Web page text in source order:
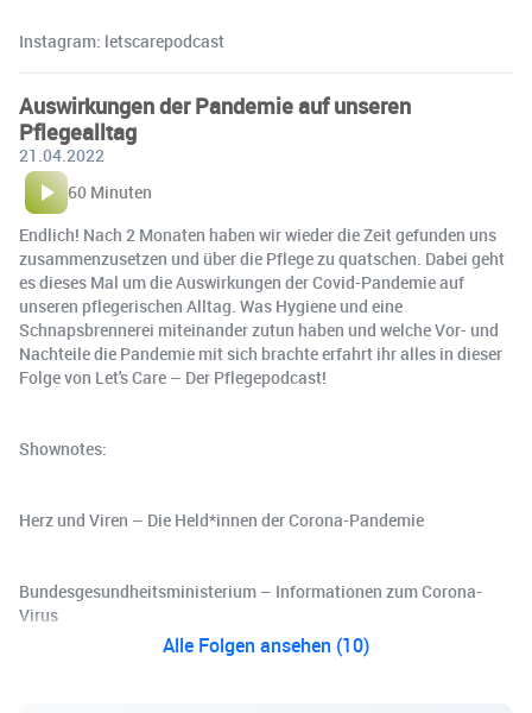
Instagram: letscarepodcast
Auswirkungen der Pandemie auf unseren
Pflegealltag
21.04.2022
60 Minuten
Endlich! Nach 2 Monaten haben wir wieder die Zeit gefunden uns
zusammenzusetzen und über die Pflege zu quatschen. Dabei geht
es dieses Mal um die Auswirkungen der Covid-Pandemie auf
unseren pflegerischen Alltag. Was Hygiene und eine
Schnapsbrennerei miteinander zutun haben und welche Vor- und
Nachteile die Pandemie mit sich brachte erfahrt ihr alles in dieser
Folge von Let's Care – Der Pflegepodcast!
Shownotes:
Herz und Viren – Die Held*innen der Corona-Pandemie
Bundesgesundheitsministerium – Informationen zum Corona-
Virus
Alle Folgen ansehen (10)